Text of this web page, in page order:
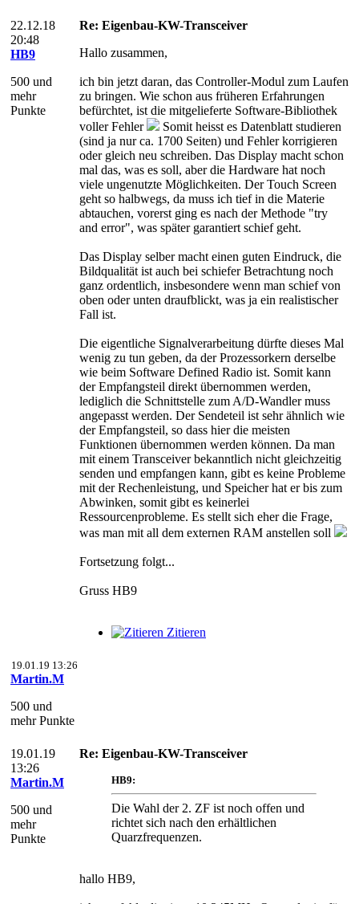
22.12.18
20:48
HB9
500 und
mehr
Punkte
Re: Eigenbau-KW-Transceiver
Hallo zusammen,
ich bin jetzt daran, das Controller-Modul zum Laufen
zu bringen. Wie schon aus früheren Erfahrungen
befürchtet, ist die mitgelieferte Software-Bibliothek
voller Fehler
Somit heisst es Datenblatt studieren
(sind ja nur ca. 1700 Seiten) und Fehler korrigieren
oder gleich neu schreiben. Das Display macht schon
mal das, was es soll, aber die Hardware hat noch
viele ungenutzte Möglichkeiten. Der Touch Screen
geht so halbwegs, da muss ich tief in die Materie
abtauchen, vorerst ging es nach der Methode "try
and error", was später garantiert schief geht.
Das Display selber macht einen guten Eindruck, die
Bildqualität ist auch bei schiefer Betrachtung noch
ganz ordentlich, insbesondere wenn man schief von
oben oder unten draufblickt, was ja ein realistischer
Fall ist.
Die eigentliche Signalverarbeitung dürfte dieses Mal
wenig zu tun geben, da der Prozessorkern derselbe
wie beim Software Defined Radio ist. Somit kann
der Empfangsteil direkt übernommen werden,
lediglich die Schnittstelle zum A/D-Wandler muss
angepasst werden. Der Sendeteil ist sehr ähnlich wie
der Empfangsteil, so dass hier die meisten
Funktionen übernommen werden können. Da man
mit einem Transceiver bekanntlich nicht gleichzeitig
senden und empfangen kann, gibt es keine Probleme
mit der Rechenleistung, und Speicher hat er bis zum
Abwinken, somit gibt es keinerlei
Ressourcenprobleme. Es stellt sich eher die Frage,
was man mit all dem externen RAM anstellen soll
Fortsetzung folgt...
Gruss HB9
Zitieren
19.01.19 13:26
Martin.M
500 und
mehr Punkte
19.01.19
13:26
Martin.M
500 und
mehr
Punkte
Re: Eigenbau-KW-Transceiver
HB9:
Die Wahl der 2. ZF ist noch offen und
richtet sich nach den erhältlichen
Quarzfrequenzen.
hallo HB9,